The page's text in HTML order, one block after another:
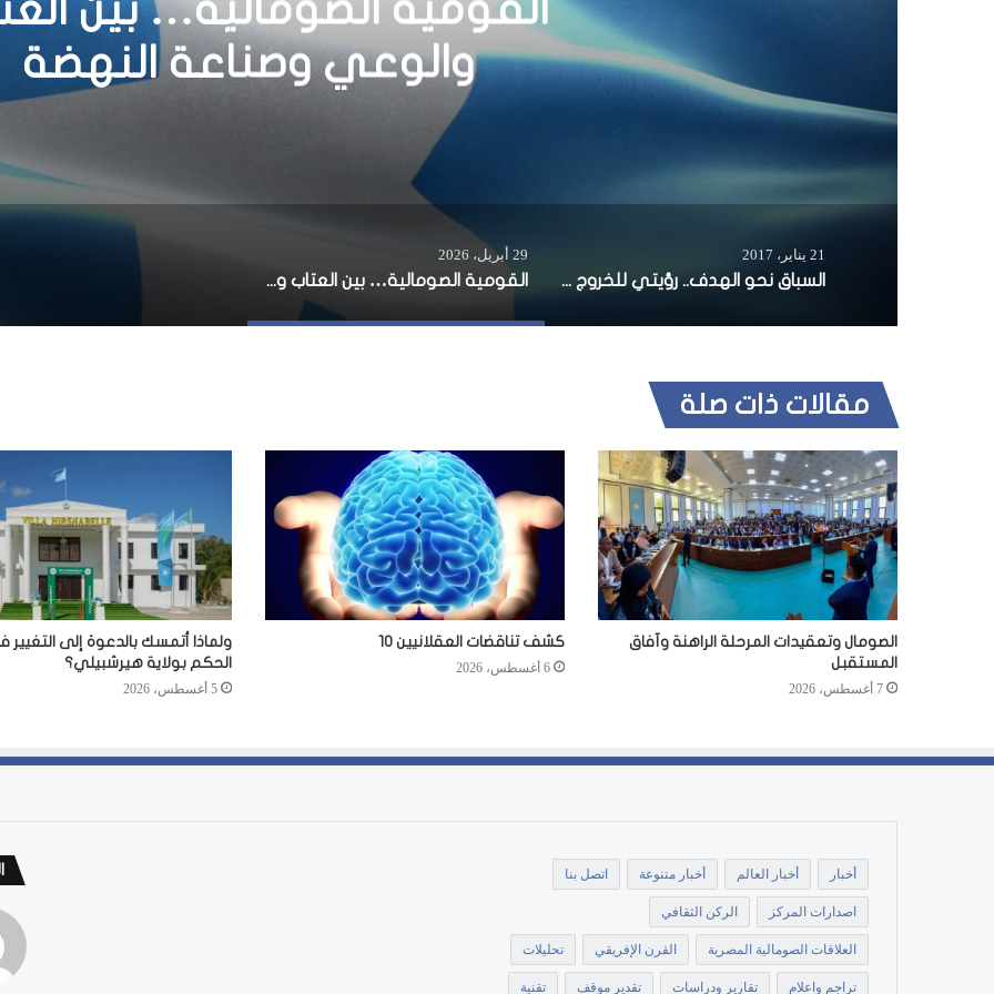
الأزمة الصومالية
21 يناير، 2017
السباق نحو الهدف.. رؤيتي للخروج من الأزمة الصومالية
29 أبريل، 2026
القومية الصومالية… بين العتاب والوعي وصناعة النهضة
مقالات ذات صلة
الصومال وتعقيدات المرحلة الراهنة وآفاق
المستقبل
7 أغسطس، 2026
كشف تناقضات العقلانيين 10
6 أغسطس، 2026
ولماذا أتمسك بالدعوة إلى
الحكم بولاية هيرشبيلي؟
5 أغسطس، 2026
أخبار أخبار العالم أخبار متنوعة اتصل بنا
اصدارات المركز الركن الثقافي
العلاقات الصومالية المصرية القرن الإفريقي تحليلات
تراجم واعلام تقارير ودراسات تقدير موقف تقنية